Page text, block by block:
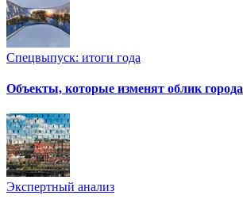
Спецвыпуск: итоги года
Объекты, которые изменят облик города
Экспертный анализ